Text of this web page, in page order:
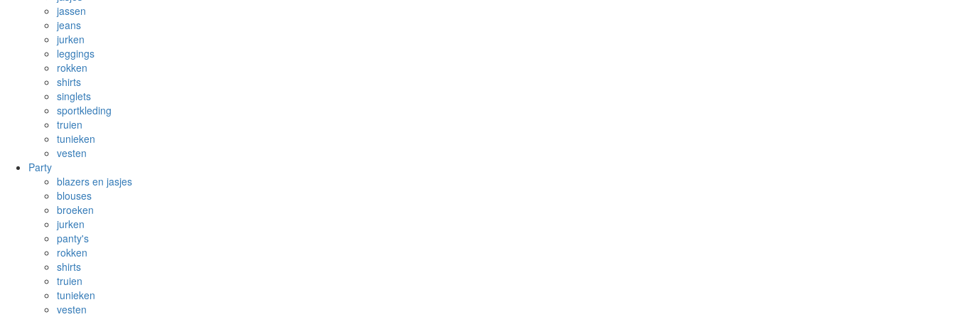
jassen
jeans
jurken
leggings
rokken
shirts
singlets
sportkleding
truien
tunieken
vesten
Party
blazers en jasjes
blouses
broeken
jurken
panty's
rokken
shirts
truien
tunieken
vesten